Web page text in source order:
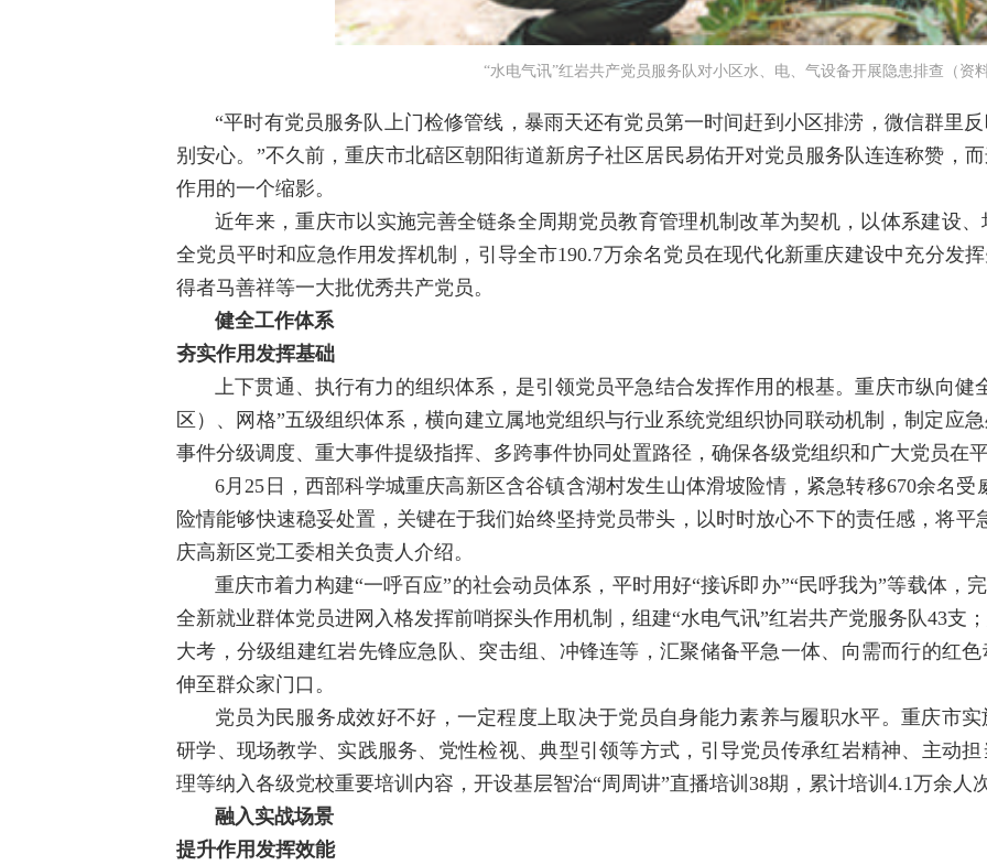
“水电气讯”红岩共产党员服务队对小区水、电、气设备开展隐患排查（资
“平时有党员服务队上门检修管线，暴雨天还有党员第一时间赶到小区排涝，微信群里
别安心。”不久前，重庆市北碚区朝阳街道新房子社区居民易佑开对党员服务队连连称赞，
作用的一个缩影。
近年来，重庆市以实施完善全链条全周期党员教育管理机制改革为契机，以体系建设
全党员平时和应急作用发挥机制，引导全市190.7万余名党员在现代化新重庆建设中充分发
得者马善祥等一大批优秀共产党员。
健全工作体系
夯实作用发挥基础
上下贯通、执行有力的组织体系，是引领党员平急结合发挥作用的根基。重庆市纵向
区）、网格”五级组织体系，横向建立属地党组织与行业系统党组织协同联动机制，制定应
事件分级调度、重大事件提级指挥、多跨事件协同处置路径，确保各级党组织和广大党员在
6月25日，西部科学城重庆高新区含谷镇含湖村发生山体滑坡险情，紧急转移670余名受
险情能够快速稳妥处置，关键在于我们始终坚持党员带头，以时时放心不下的责任感，将平
庆高新区党工委相关负责人介绍。
重庆市着力构建“一呼百应”的社会动员体系，平时用好“接诉即办”“民呼我为”等载体，
全新就业群体党员进网入格发挥前哨探头作用机制，组建“水电气讯”红岩共产党服务队43支
大考，分级组建红岩先锋应急队、突击组、冲锋连等，汇聚储备平急一体、向需而行的红
伸至群众家门口。
党员为民服务成效好不好，一定程度上取决于党员自身能力素养与履职水平。重庆市
研学、现场教学、实践服务、党性检视、典型引领等方式，引导党员传承红岩精神、主动
理等纳入各级党校重要培训内容，开设基层智治“周周讲”直播培训38期，累计培训4.1万余人
融入实战场景
提升作用发挥效能